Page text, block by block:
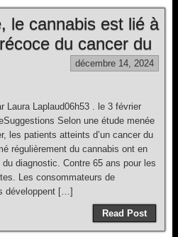
le cannabis est lié à
du cancer du
décembre 14, 2024
Laura Laplaud06h53 . le 3 février
Selon une étude menée
les patients atteints d’un cancer du
régulièrement du cannabis ont en
diagnostic. Contre 65 ans pour les
Les consommateurs de
développent […]
Read Post